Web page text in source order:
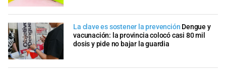
La clave es sostener la prevención Dengue y
vacunación: la provincia colocó casi 80 mil
dosis y pide no bajar la guardia